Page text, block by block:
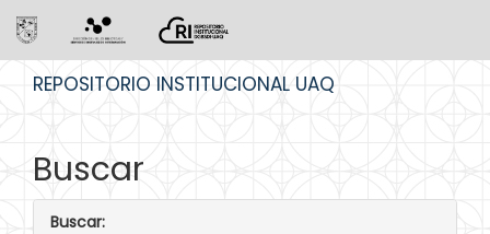
REPOSITORIO INSTITUCIONAL UAQ
Buscar
Buscar: